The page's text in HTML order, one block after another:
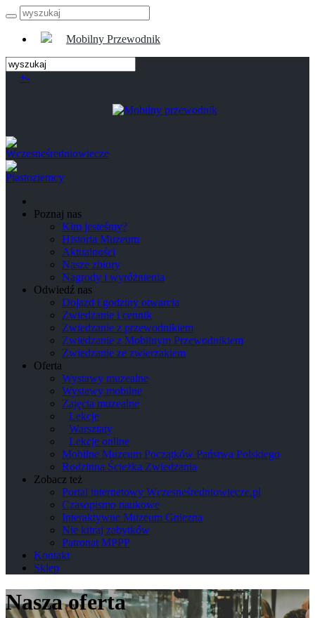
Mobilny Przewodnik
+-
Poznaj nas
Kim jesteśmy?
Historia Muzeum
Aktualności
Nasze zbiory
Nagrody i wyróżnienia
Odwiedź nas
Dojazd i godziny otwarcia
Zwiedzanie i cennik
Zwiedzanie z przewodnikiem
Zwiedzanie z Mobilnym Przewodnikiem
Zwiedzanie ze zwierzakiem
Oferta
Wystawy muzealne
Wystawy mobilne
Zajęcia muzealne
Lekcje
Warsztaty
Lekcje online
Mobilne Muzeum Początków Państwa Polskiego
Rodzinna Ścieżka Zwiedzania
Zobacz też
Portal internetowy Wczesneśredniowiecze.pl
Czasopismo naukowe
Interaktywne Muzeum Gniezna
Nie kitraj zabytków
Patronat MPPP
Kontakt
Sklep
Nasza oferta